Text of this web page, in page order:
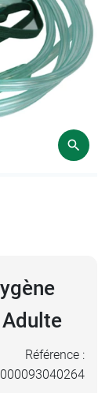
Référence :